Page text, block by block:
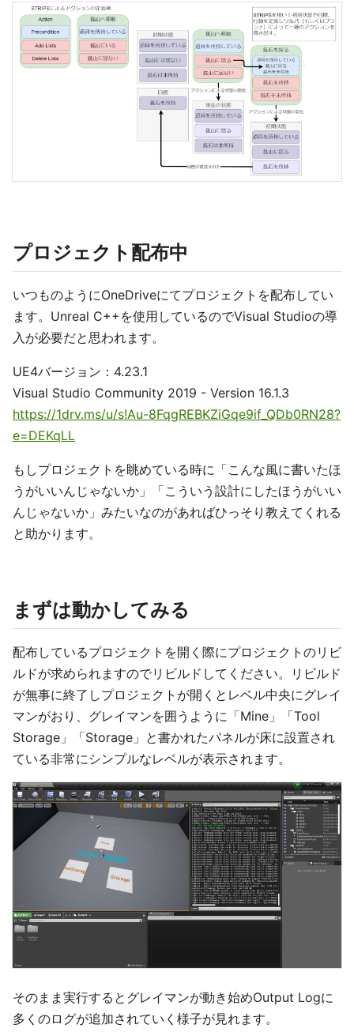
プロジェクト配布中
いつものようにOneDriveにてプロジェクトを配布してい
ます。Unreal C++を使用しているのでVisual Studioの導
入が必要だと思われます。
UE4バージョン：4.23.1
Visual Studio Community 2019 - Version 16.1.3
https://1drv.ms/u/s!Au-8FqgREBKZiGqe9if_QDb0RN28?
e=DEKqLL
もしプロジェクトを眺めている時に「こんな風に書いたほ
うがいいんじゃないか」「こういう設計にしたほうがいい
んじゃないか」みたいなのがあればひっそり教えてくれる
と助かります。
まずは動かしてみる
配布しているプロジェクトを開く際にプロジェクトのリビ
ルドが求められますのでリビルドしてください。リビルド
が無事に終了しプロジェクトが開くとレベル中央にグレイ
マンがおり、グレイマンを囲うように「Mine」「Tool
Storage」「Storage」と書かれたパネルが床に設置され
ている非常にシンプルなレベルが表示されます。
そのまま実行するとグレイマンが動き始めOutput Logに
多くのログが追加されていく様子が見れます。